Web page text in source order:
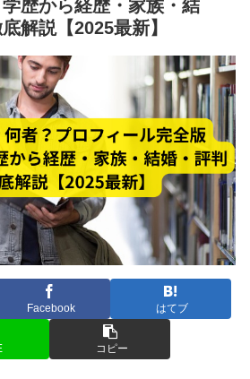
学歴から経歴・家族・結
解説【2025最新】
Facebook はてブ
コピー